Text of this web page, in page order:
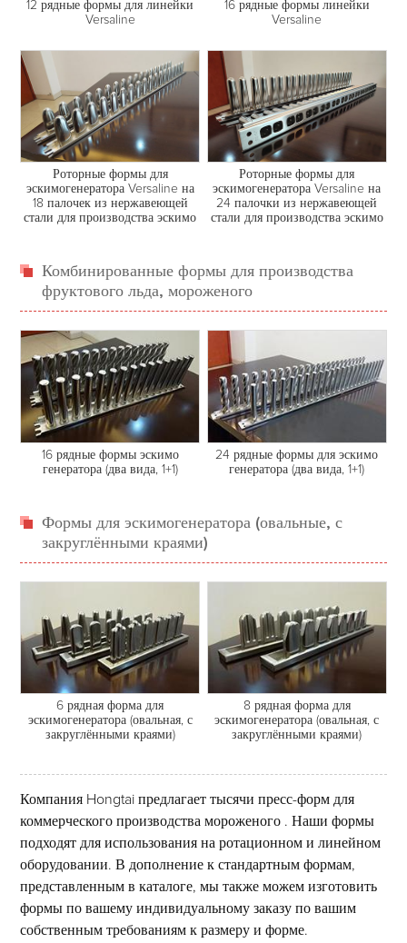
12 рядные формы для линейки
Versaline
16 рядные формы линейки
Versaline
Роторные формы для
эскимогенератора Versaline на
18 палочек из нержавеющей
стали для производства эскимо
Роторные формы для
эскимогенератора Versaline на
24 палочки из нержавеющей
стали для производства эскимо
Комбинированные формы для производства
фруктового льда, мороженого
16 рядные формы эскимо
генератора (два вида, 1+1)
24 рядные формы для эскимо
генератора (два вида, 1+1)
Формы для эскимогенератора (овальные, с
закруглёнными краями)
6 рядная форма для
эскимогенератора (овальная, с
закруглёнными краями)
8 рядная форма для
эскимогенератора (овальная, с
закруглёнными краями)
Компания Hongtai предлагает тысячи пресс-форм для
коммерческого производства мороженого . Наши формы
подходят для использования на ротационном и линейном
оборудовании. В дополнение к стандартным формам,
представленным в каталоге, мы также можем изготовить
формы по вашему индивидуальному заказу по вашим
собственным требованиям к размеру и форме.